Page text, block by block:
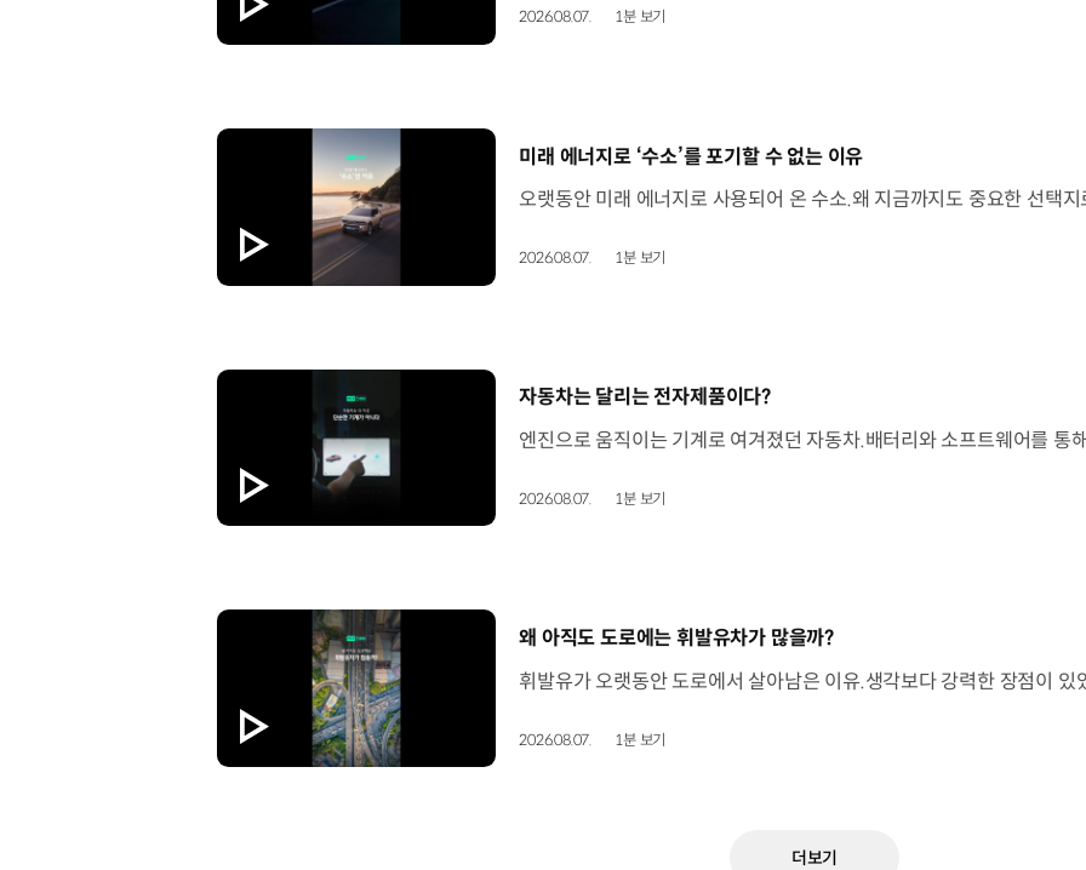
2026.08.07. 1분 보기
[동영상]
미래 에너지로 ‘수소’를 포기할 수 없는 이유
2026.08.07. 1분 보기
[동영상]
자동차는 달리는 전자제품이다?
2026.08.07. 1분 보기
[동영상]
왜 아직도 도로에는 휘발유차가 많을까?
2026.08.07. 1분 보기
더보기